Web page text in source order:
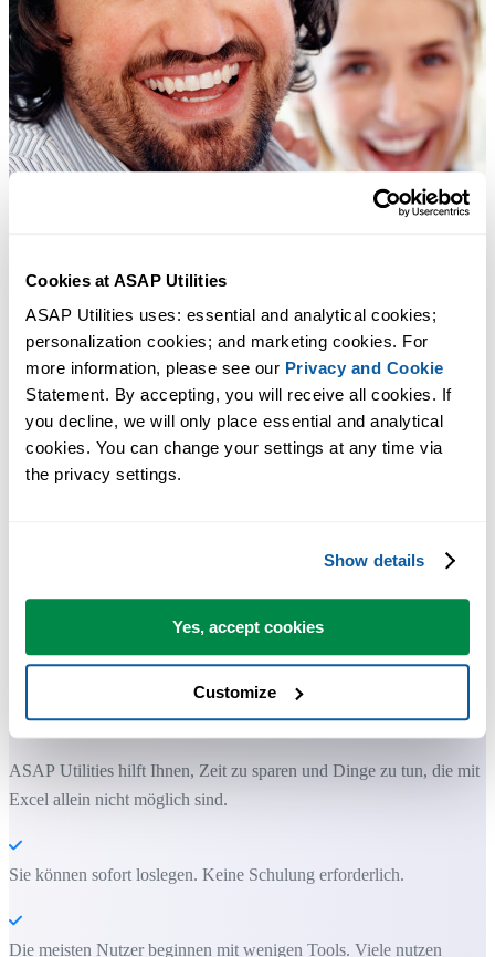
Cookies at ASAP Utilities
ASAP Utilities uses: essential and analytical cookies;
personalization cookies; and marketing cookies. For
more information, please see our Privacy and Cookie
Statement. By accepting, you will receive all cookies. If
you decline, we will only place essential and analytical
cookies. You can change your settings at any time via
the privacy settings.
Show details
Yes, accept cookies
Customize
Praktische Tools, die viele Excel-Nutzer in Excel vermissen.
Zeit sparen in Excel. Schnell und einfach.
ASAP Utilities hilft Ihnen, Zeit zu sparen und Dinge zu tun, die mit
Excel allein nicht möglich sind.
Sie können sofort loslegen. Keine Schulung erforderlich.
Die meisten Nutzer beginnen mit wenigen Tools. Viele nutzen